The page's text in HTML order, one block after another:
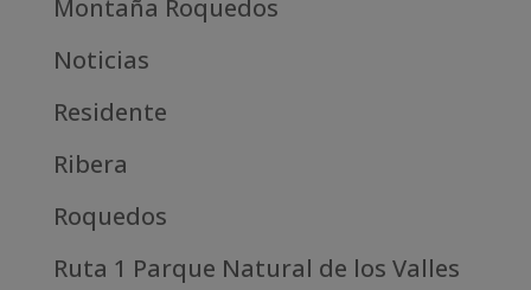
Montaña Roquedos
Noticias
Residente
Ribera
Roquedos
Ruta 1 Parque Natural de los Valles